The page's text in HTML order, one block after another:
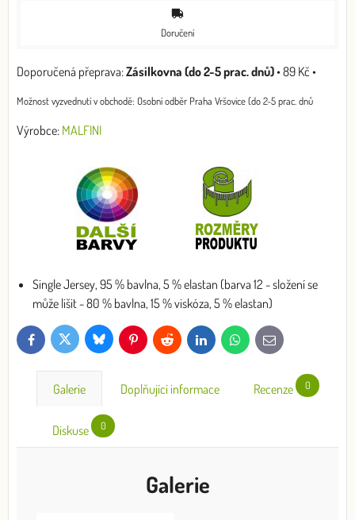
Doručení
Zásilkovna (do 2-5 prac. dnů)•89 Kč •
Osobní odběr Praha Vršovice (do 2-5 prac. dnů
Výrobce: MALFINI
Single Jersey, 95 % bavlna, 5 % elastan (barva 12 - složení se
může lišit - 80 % bavlna, 15 % viskóza, 5 % elastan)
FacebookTwitter Bluesky PinterestReddit LinkedInWhatsApp
E-
mail
Galerie Doplňující informace Recenze 0
Diskuse 0
Galerie